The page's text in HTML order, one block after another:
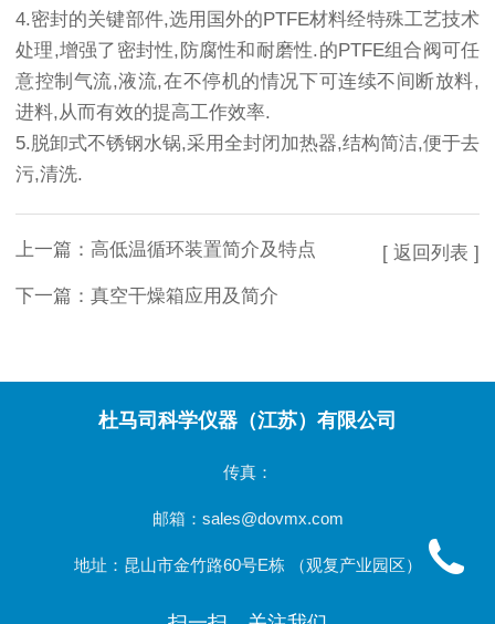
4.密封的关键部件,选用国外的PTFE材料经特殊工艺技术
处理,增强了密封性,防腐性和耐磨性.的PTFE组合阀可任
意控制气流,液流,在不停机的情况下可连续不间断放料,
进料,从而有效的提高工作效率.
5.脱卸式不锈钢水锅,采用全封闭加热器,结构简洁,便于去
污,清洗.
上一篇： 高低温循环装置简介及特点
下一篇： 真空干燥箱应用及简介
[ 返回列表 ]
杜马司科学仪器（江苏）有限公司
传真：
邮箱：sales@dovmx.com
地址：昆山市金竹路60号E栋 （观复产业园区）